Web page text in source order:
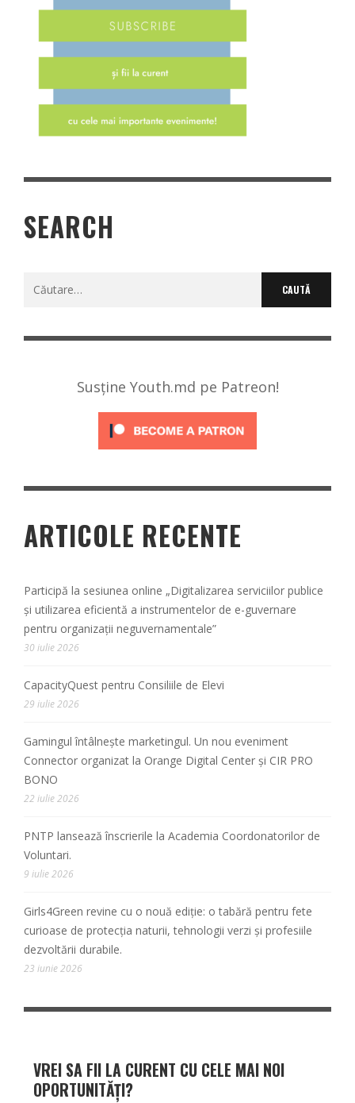
SEARCH
Caută
Susține Youth.md pe Patreon!
ARTICOLE RECENTE
Participă la sesiunea online „Digitalizarea serviciilor publice
și utilizarea eficientă a instrumentelor de e-guvernare
pentru organizații neguvernamentale”
30 iulie 2026
CapacityQuest pentru Consiliile de Elevi
29 iulie 2026
Gamingul întâlnește marketingul. Un nou eveniment
Connector organizat la Orange Digital Center și CIR PRO
BONO
22 iulie 2026
PNTP lansează înscrierile la Academia Coordonatorilor de
Voluntari.
9 iulie 2026
Girls4Green revine cu o nouă ediție: o tabără pentru fete
curioase de protecția naturii, tehnologii verzi și profesiile
dezvoltării durabile.
23 iunie 2026
VREI SA FII LA CURENT CU CELE MAI NOI
OPORTUNITĂȚI?